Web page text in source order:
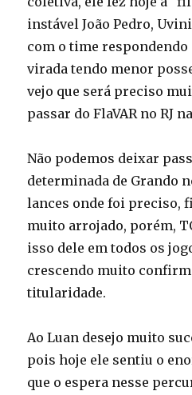
instável João Pedro,
com o time
virada tendo menor
vejo que será preciso
passar do FlaVAR no RJ
Não podemos deixar
determinada de Grando
lances onde foi preciso,
muito arrojado, porém,
isso dele em todos os
crescendo muito
titularidade.
Ao Luan desejo muito
pois hoje ele sentiu o
que o espera nesse